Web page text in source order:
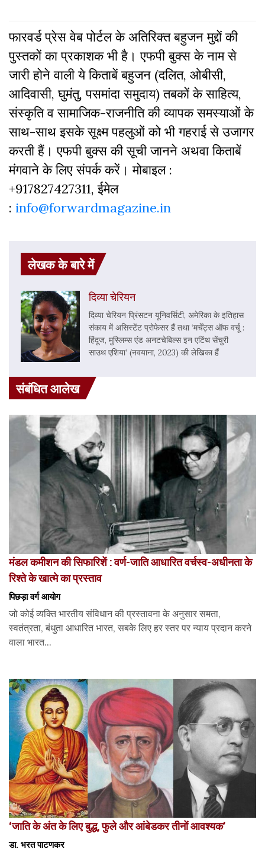
फारवर्ड प्रेस वेब पोर्टल के अतिरिक्‍त बहुजन मुद्दों की
पुस्‍तकों का प्रकाशक भी है। एफपी बुक्‍स के नाम से
जारी होने वाली ये किताबें बहुजन (दलित, ओबीसी,
आदिवासी, घुमंतु, पसमांदा समुदाय) तबकों के साहित्‍य,
संस्‍क‍ृति व सामाजिक-राजनीति की व्‍यापक समस्‍याओं के
साथ-साथ इसके सूक्ष्म पहलुओं को भी गहराई से उजागर
करती हैं। एफपी बुक्‍स की सूची जानने अथवा किताबें
मंगवाने के लिए संपर्क करें। मोबाइल :
+917827427311, ईमेल
: info@forwardmagazine.in
लेखक के बारे में
दिव्या चेरियन
दिव्या चेरियन प्रिंसटन यूनिवर्सिटी, अमेरिका के इतिहास
संकाय में असिस्टेंट प्रोफेसर हैं तथा ‘मर्चेंट्स ऑफ वर्चू :
हिंदूज, मुस्लिम्स एंड अनटचेबिल्स इन एटिंथ सेंचुरी
साउथ एशिया’ (नवयाना, 2023) की लेखिका हैं
संबंधित आलेख
मंडल कमीशन की सिफारिशें : वर्ण-जाति आधारित वर्चस्व-अधीनता के
रिश्ते के खात्मे का प्रस्ताव
पिछड़ा वर्ग आयोग
जो कोई व्यक्ति भारतीय संविधान की प्रस्तावना के अनुसार समता,
स्वतंत्रता, बंधुता आधारित भारत, सबके लिए हर स्तर पर न्याय प्रदान करने
वाला भारत...
‘जाति के अंत के लिए बुद्ध, फुले और आंबेडकर तीनों आवश्यक’
डा. भरत पाटणकर